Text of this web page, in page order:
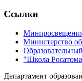
Ссылки
Министерство
"Школа
Департамент